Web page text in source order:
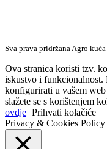
Sva prava pridržana Agro
Ova stranica koristi tzv.
iskustvo i funkcionalnost.
konfigurirati u vašem
slažete se s korištenjem
ovdje Prihvati kolačiće
Privacy & Cookies Policy